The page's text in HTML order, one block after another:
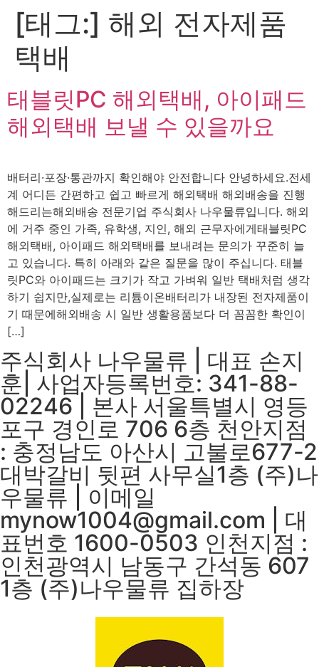
[태그:] 해외 전자제품
택배
태블릿PC 해외택배, 아이패드
해외택배 보낼 수 있을까요
배터리·포장·통관까지 확인해야 안전합니다 안녕하세요.전세
계 어디든 간편하고 쉽고 빠르게 해외택배 해외배송을 진행
해드리는해외배송 전문기업 주식회사 나우물류입니다. 해외
에 거주 중인 가족, 유학생, 지인, 해외 근무자에게태블릿PC
해외택배, 아이패드 해외택배를 보내려는 문의가 꾸준히 늘
고 있습니다. 특히 아래와 같은 질문을 많이 주십니다. 태블
릿PC와 아이패드는 크기가 작고 가벼워 일반 택배처럼 생각
하기 쉽지만,실제로는 리튬이온배터리가 내장된 전자제품이
기 때문에해외배송 시 일반 생활용품보다 더 꼼꼼한 확인이
[…]
주식회사 나우물류 | 대표 손지
훈| 사업자등록번호: 341-88-
02246 | 본사 서울특별시 영등
포구 경인로 706 6층 천안지점
: 충정남도 아산시 고불로677-2
대박갈비 뒷편 사무실1층 (주)나
우물류 | 이메일
mynow1004@gmail.com | 대
표번호 1600-0503 인천지점 :
인천광역시 남동구 간석동 607
1층 (주)나우물류 집하장